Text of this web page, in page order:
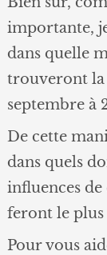
importante,
dans quelle
trouveront la
septembre à
De cette
dans quels
influences de
feront le plus
Pour vous